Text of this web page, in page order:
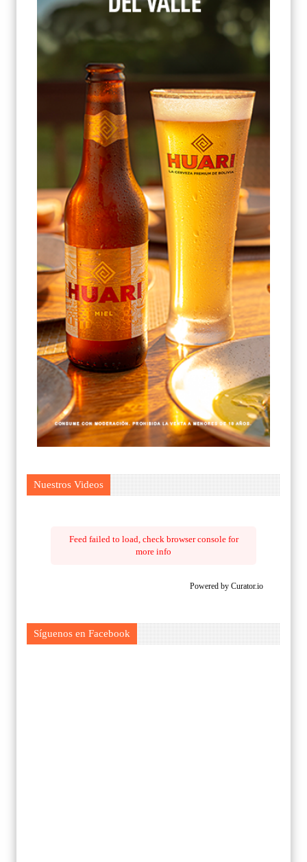
Nuestros Videos
Feed failed to load, check browser console for
more info
Powered by Curator.io
Síguenos en Facebook